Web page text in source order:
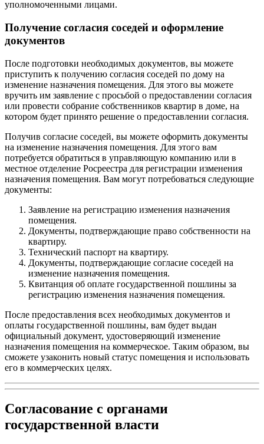
уполномоченными лицами.
Получение согласия соседей и оформление
документов
После подготовки необходимых документов, вы можете
приступить к получению согласия соседей по дому на
изменение назначения помещения. Для этого вы можете
вручить им заявление с просьбой о предоставлении согласия
или провести собрание собственников квартир в доме, на
котором будет принято решение о предоставлении согласия.
Получив согласие соседей, вы можете оформить документы
на изменение назначения помещения. Для этого вам
потребуется обратиться в управляющую компанию или в
местное отделение Росреестра для регистрации изменения
назначения помещения. Вам могут потребоваться следующие
документы:
Заявление на регистрацию изменения назначения
помещения.
Документы, подтверждающие право собственности на
квартиру.
Технический паспорт на квартиру.
Документы, подтверждающие согласие соседей на
изменение назначения помещения.
Квитанция об оплате государственной пошлины за
регистрацию изменения назначения помещения.
После предоставления всех необходимых документов и
оплаты государственной пошлины, вам будет выдан
официальный документ, удостоверяющий изменение
назначения помещения на коммерческое. Таким образом, вы
сможете узаконить новый статус помещения и использовать
его в коммерческих целях.
Согласование с органами
государственной власти